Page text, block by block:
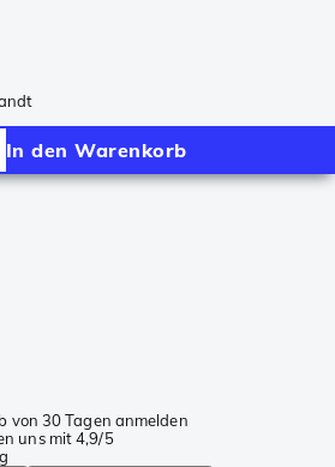
In den Warenkorb
von 30 Tagen anmelden
uns mit 4,9/5